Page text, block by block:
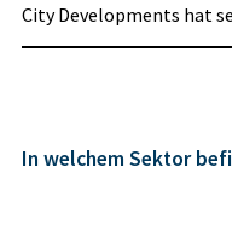
City Developments hat
In welchem Sektor